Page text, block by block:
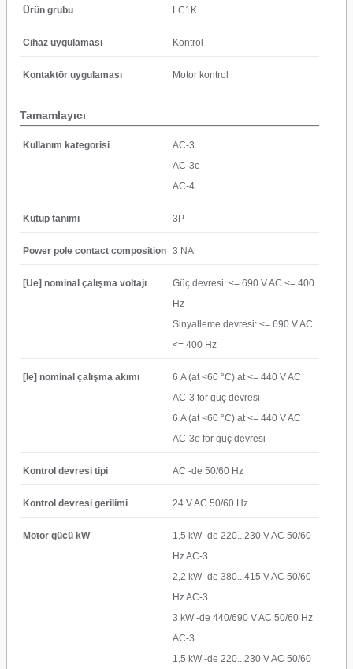
Ürün grubu LC1K
Cihaz uygulaması Kontrol
Kontaktör uygulaması Motor kontrol
Tamamlayıcı
Kullanım kategorisi
AC-3
AC-3e
AC-4
Kutup tanımı 3P
Power pole contact composition 3 NA
[Ue] nominal çalışma voltajı
Güç devresi: <= 690 V AC <= 400
Hz
Sinyalleme devresi: <= 690 V AC
<= 400 Hz
[Ie] nominal çalışma akımı
6 A (at <60 °C) at <= 440 V AC
AC-3 for güç devresi
6 A (at <60 °C) at <= 440 V AC
AC-3e for güç devresi
Kontrol devresi tipi AC -de 50/60 Hz
Kontrol devresi gerilimi 24 V AC 50/60 Hz
Motor gücü kW
1,5 kW -de 220...230 V AC 50/60
Hz AC-3
2,2 kW -de 380...415 V AC 50/60
Hz AC-3
3 kW -de 440/690 V AC 50/60 Hz
AC-3
1,5 kW -de 220...230 V AC 50/60